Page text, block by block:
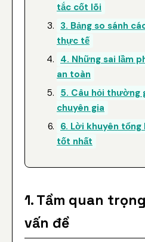
tắc cốt lõi
3. Bảng so sánh
thực tế
4. Những sai lầm
an toàn
5. Câu hỏi thường
chuyên gia
6. Lời khuyên tổng
tốt nhất
1. Tầm quan
vấn đề